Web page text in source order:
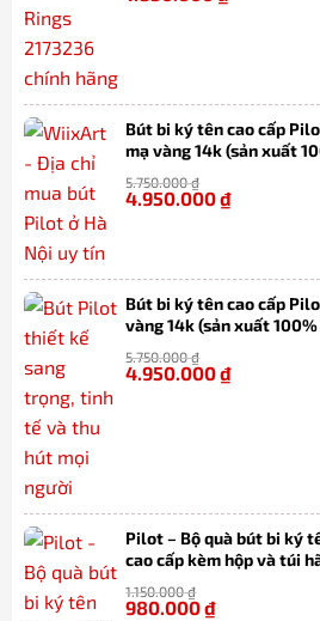
Bút bi ký tên cao cấp
mạ vàng 14k (sản xuất
5.750.000₫
4.950.000₫
Bút bi ký tên cao cấp
vàng 14k (sản xuất
5.750.000₫
4.950.000₫
Pilot – Bộ quà bút bi ký
cao cấp kèm hộp và túi
1.150.000₫
980.000₫